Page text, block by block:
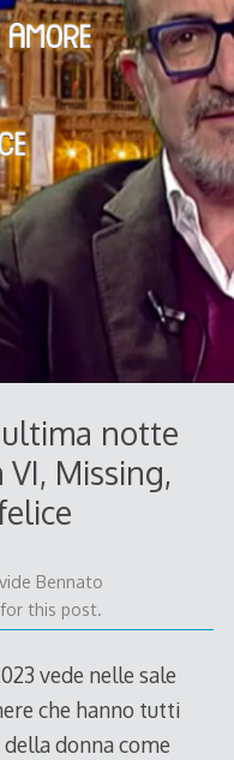
notte
VI, Missing,
Bennato
this post.
vede nelle sale
che hanno tutti
donna come